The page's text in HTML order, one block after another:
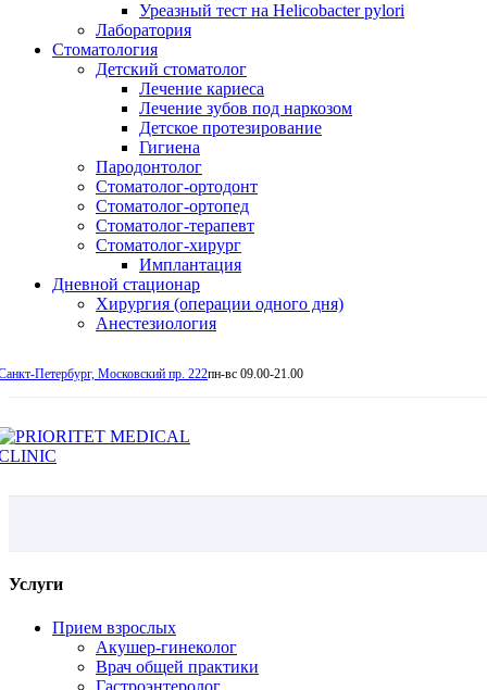
Уреазный тест на Helicobacter pylori
Лаборатория
Стоматология
Детский стоматолог
Лечение кариеса
Лечение зубов под наркозом
Детское протезирование
Гигиена
Пародонтолог
Стоматолог-ортодонт
Стоматолог-ортопед
Стоматолог-терапевт
Стоматолог-хирург
Имплантация
Дневной стационар
Хирургия (операции одного дня)
Анестезиология
Петербург, Московский пр. 222пн-вс 09.00-21.00
Услуги
Прием взрослых
Акушер-гинеколог
Врач общей практики
Гастроэнтеролог